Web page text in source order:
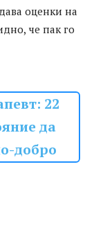
оценки на
че пак го
22
да
добро